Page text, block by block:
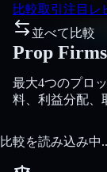
比較取引 注目 レ
並べて比較
Prop
最大4つのプロ
料、利益分配、
比較を読み込み中